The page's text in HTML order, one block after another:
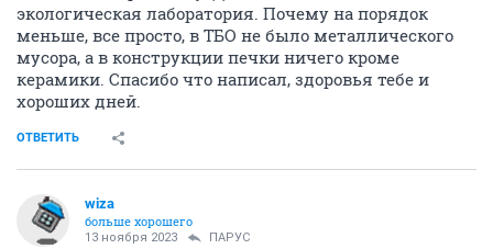
экологическая лаборатория. Почему на порядок
меньше, все просто, в ТБО не было металлического
мусора, а в конструкции печки ничего кроме
керамики. Спасибо что написал, здоровья тебе и
хороших дней.
ОТВЕТИТЬ
wiza
больше хорошего
13 ноября 2023 ПАРУС